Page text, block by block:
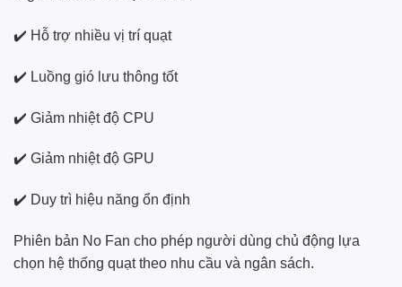
✔️ Hỗ trợ nhiều vị trí quạt
✔️ Luồng gió lưu thông tốt
✔️ Giảm nhiệt độ CPU
✔️ Giảm nhiệt độ GPU
✔️ Duy trì hiệu năng ổn định
Phiên bản No Fan cho phép người dùng chủ động lựa
chọn hệ thống quạt theo nhu cầu và ngân sách.